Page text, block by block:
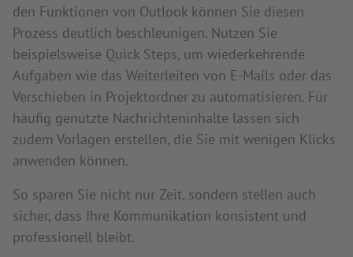
den Funktionen von Outlook können Sie diesen
Prozess deutlich beschleunigen. Nutzen Sie
beispielsweise Quick Steps, um wiederkehrende
Aufgaben wie das Weiterleiten von E-Mails oder das
Verschieben in Projektordner zu automatisieren. Für
häufig genutzte Nachrichteninhalte lassen sich
zudem Vorlagen erstellen, die Sie mit wenigen Klicks
anwenden können.
So sparen Sie nicht nur Zeit, sondern stellen auch
sicher, dass Ihre Kommunikation konsistent und
professionell bleibt.